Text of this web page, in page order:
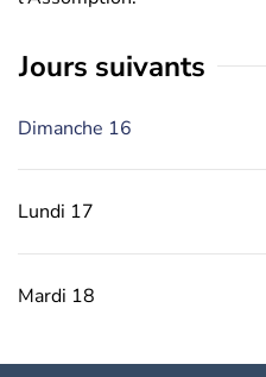
jours suivants
Dimanche 16
Lundi 17
Mardi 18